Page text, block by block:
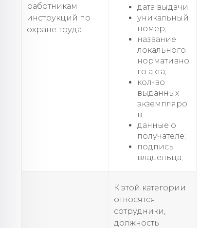
работникам
инструкций по
охране труда
дата выдачи;
уникальный
номер;
название
локального
нормативно
го акта;
кол-во
выданных
экземпляро
в;
данные о
получателе;
подпись
владельца;
К этой категории
относятся
сотрудники,
должность